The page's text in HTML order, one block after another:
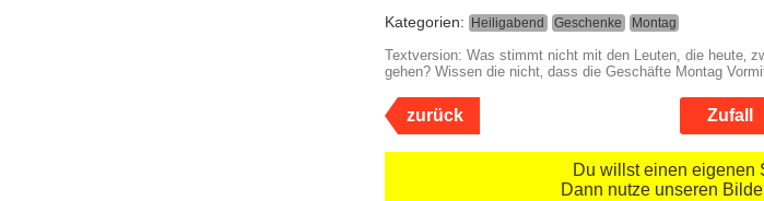
Kategorien: Heiligabend Geschenke Montag
Textversion: Was stimmt nicht mit den Leuten, die heute‚
gehen? Wissen die nicht‚ dass die Geschäfte Montag
zurück Zufall
Du willst einen eigenen
Dann nutze unseren